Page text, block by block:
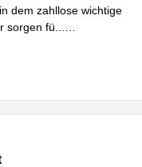
dem zahllose wichtige
sorgen fü